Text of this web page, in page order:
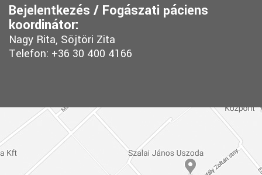
Bejelentkezés / Fogászati páciens
koordinátor:
Nagy Rita, Söjtöri Zita
Telefon: +36 30 400 4166